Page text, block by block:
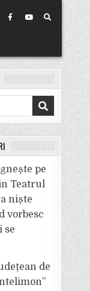
pe
Teatrul
niște
vorbesc
se
de